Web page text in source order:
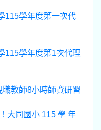
115學年度第一次代
115學年度第1次代理
教師8小時師資研習
大同國小 115 學 年